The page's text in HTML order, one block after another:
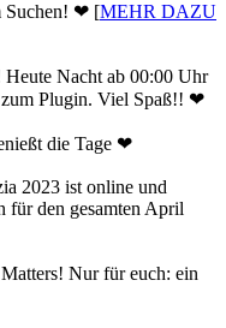
Suchen! ❤ [MEHR DAZU
Heute Nacht ab 00:00 Uhr
Plugin. Viel Spaß!! ❤
die Tage ❤
2023 ist online und
für den gesamten April
Nur für euch: ein